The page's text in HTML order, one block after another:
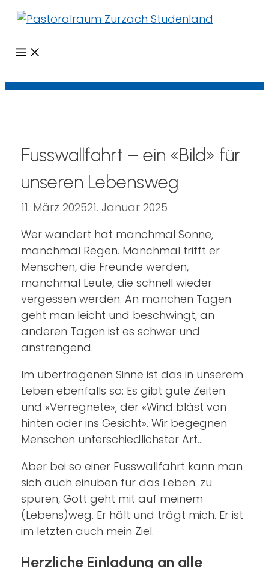
Fusswallfahrt – ein «Bild» für
unseren Lebensweg
11. März 202521. Januar 2025
Wer wandert hat manchmal Sonne,
manchmal Regen. Manchmal trifft er
Menschen, die Freunde werden,
manchmal Leute, die schnell wieder
vergessen werden. An manchen Tagen
geht man leicht und beschwingt, an
anderen Tagen ist es schwer und
anstrengend.
Im übertragenen Sinne ist das in unserem
Leben ebenfalls so: Es gibt gute Zeiten
und «Verregnete», der «Wind bläst von
hinten oder ins Gesicht». Wir begegnen
Menschen unterschiedlichster Art…
Aber bei so einer Fusswallfahrt kann man
sich auch einüben für das Leben: zu
spüren, Gott geht mit auf meinem
(Lebens)weg. Er hält und trägt mich. Er ist
im letzten auch mein Ziel.
Herzliche Einladung an alle